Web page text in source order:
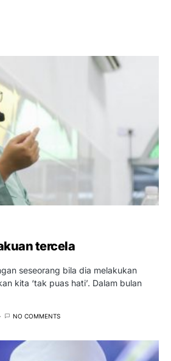
tercela
seseorang bila dia melakukan
kita ‘tak puas hati’. Dalam bulan
NO COMMENTS